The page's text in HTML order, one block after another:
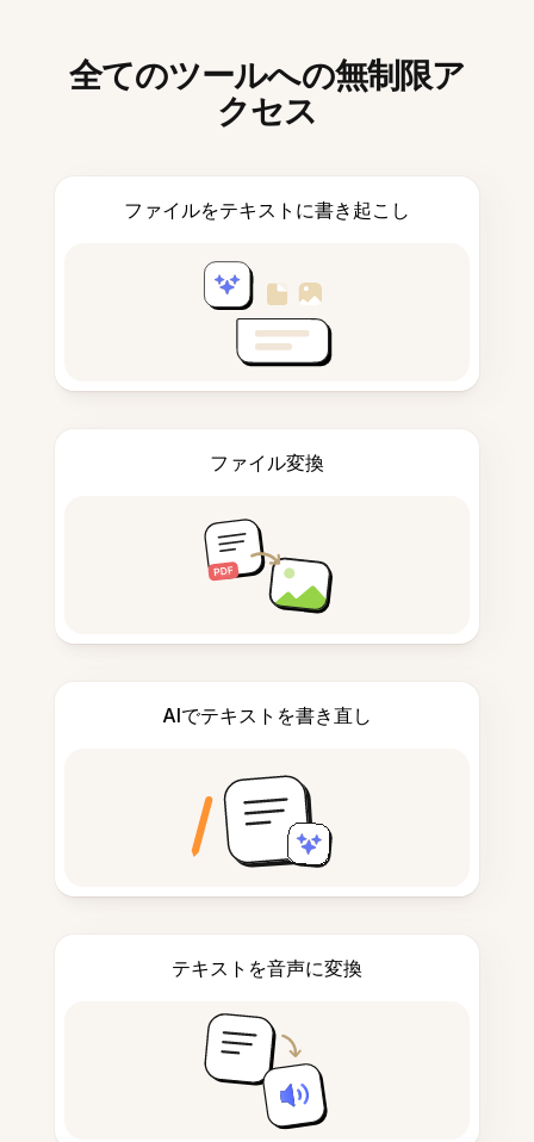
全てのツールへの無制限ア
クセス
ファイルをテキストに書き起こし
ファイル変換
AIでテキストを書き直し
テキストを音声に変換